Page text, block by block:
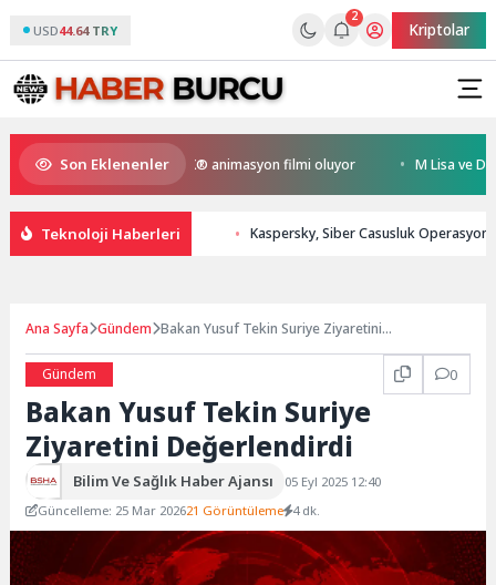
USD44.64 TRY
2
Kriptolar
Son Eklenenler
Kral Türkiye’nin ilk IMAX® animasyon filmi oluyor M Lisa ve Dolu
Teknoloji Haberleri Kaspersky, Siber Casusluk
Ana Sayfa Gündem Bakan Yusuf Tekin Suriye Ziyaretini
Gündem
0
Bakan Yusuf Tekin Suriye
Ziyaretini Değerlendirdi
Bilim Ve Sağlık Haber Ajansı
05 Eyl 2025 12:40
Güncelleme: 25 Mar 202621 Görüntüleme 4 dk.